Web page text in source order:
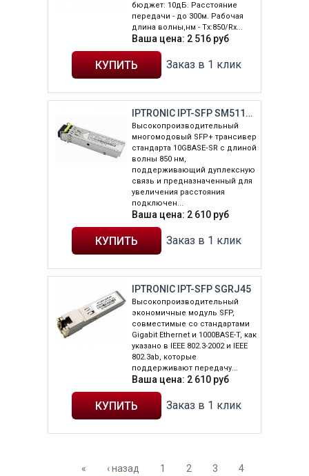
бюджет: 10дБ. Расстояние
передачи - до 300м. Рабочая
длина волны,нм - Tx:850/Rx...
Ваша цена: 2 516 руб
Заказ в 1 клик
IPTRONIC IPT-SFP SM5110-SR
Высокопроизводительный
многомодовый SFP+ трансивер
стандарта 10GBASE‑SR с длиной
волны 850 нм,
поддерживающий дуплексную
связь и предназначенный для
увеличения расстояния
подключен...
Ваша цена: 2 610 руб
Заказ в 1 клик
IPTRONIC IPT-SFP SGRJ45
Высокопроизводительный
экономичные модуль SFP,
совместимые со стандартами
Gigabit Ethernet и 1000BASE-T, как
указано в IEEE 802.3-2002 и IEEE
802.3ab, которые
поддерживают передачу...
Ваша цена: 2 610 руб
Заказ в 1 клик
« ‹ назад 1 2 3
4